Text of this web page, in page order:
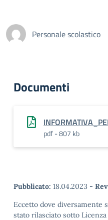
Personale scolastico
Documenti
pdf - 807 kb
Pubblicato: 18.04.2023 -
Eccetto dove diversamente
stato rilasciato sotto